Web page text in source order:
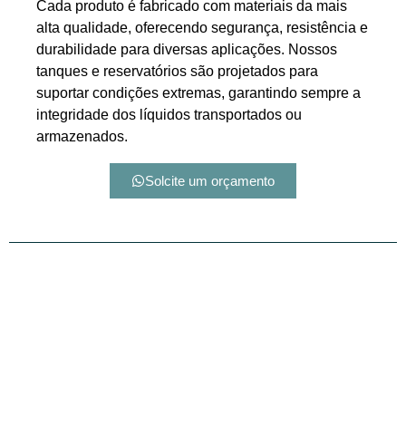
Cada produto é fabricado com materiais da mais
alta qualidade, oferecendo segurança, resistência e
durabilidade para diversas aplicações. Nossos
tanques e reservatórios são projetados para
suportar condições extremas, garantindo sempre a
integridade dos líquidos transportados ou
armazenados.
Solcite um orçamento